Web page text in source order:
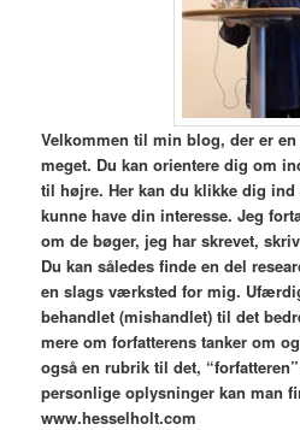
Velkommen til min blog, der er
meget. Du kan orientere dig om
til højre. Her kan du klikke dig ind
kunne have din interesse. Jeg
om de bøger, jeg har skrevet,
Du kan således finde en del
en slags værksted for mig.
behandlet (mishandlet) til det
mere om forfatterens tanker om
også en rubrik til det,
personlige oplysninger kan man
www.hesselholt.com